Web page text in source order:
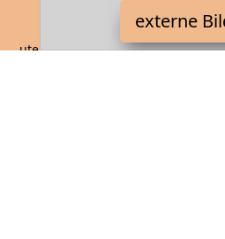
externe
ute Qualität Top Preis Leistung